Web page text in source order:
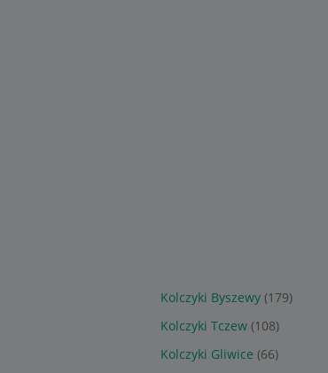
Kolczyki Byszewy (179)
Kolczyki Tczew (108)
Kolczyki Gliwice (66)